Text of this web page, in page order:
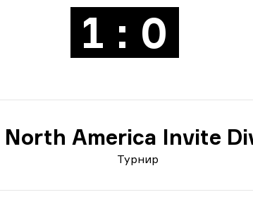
1 : 0
Турнир
North America Invite